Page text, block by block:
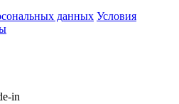
данных Условия
in